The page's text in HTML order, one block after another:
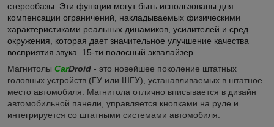
стереобазы. Эти функции могут быть использованы для
компенсации ограничений, накладываемых физическими
характеристиками реальных динамиков, усилителей и сред
окружения, которая дает значительное улучшение качества
восприятия звука.
15-ти​ полосный эквалайзер.
Магнитолы CarDroid - это новейшее поколение штатных
головных устройств (ГУ или ШГУ), устанавливаемых в штатное
место автомобиля. Магнитола отлично вписывается в дизайн
автомобильной панели, управляется кнопками на руле и
интегрируется со штатными системами автомобиля.